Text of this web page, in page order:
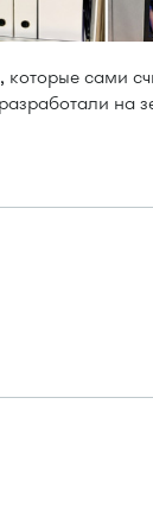
сами
на